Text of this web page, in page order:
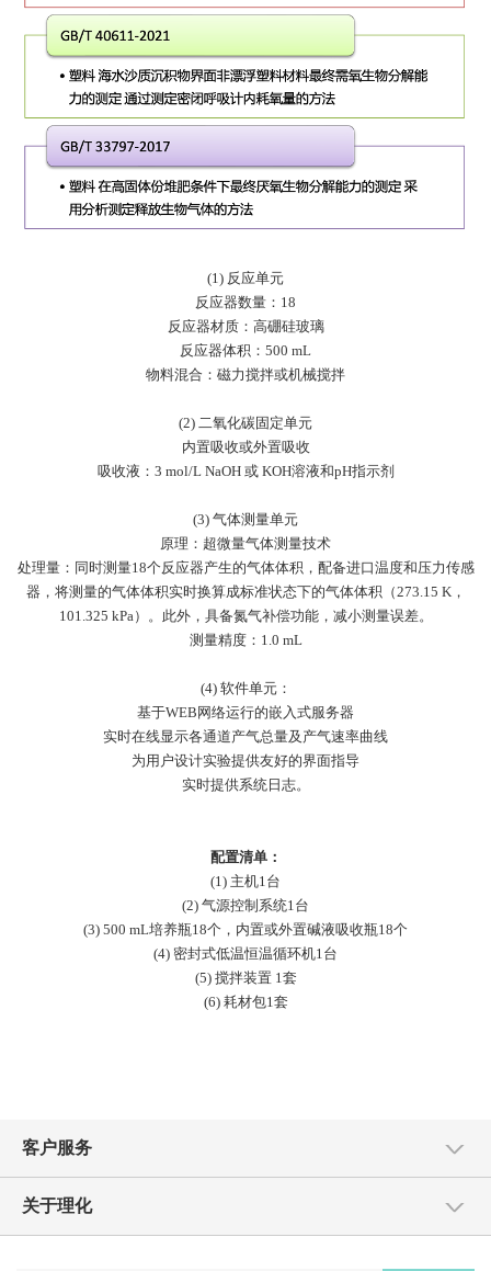
(1) 反应单元
反应器数量： 18
反应器材质：高硼硅玻璃
反应器体积： 500 mL
物料混合：磁力搅拌或机械搅拌
(2) 二氧化碳固定单元
内置吸收或外置吸收
吸收液： 3 mol/L NaOH 或 KOH溶液和pH指示剂
(3) 气体测量单元
原理：超微量气体测量技术
处理量：同时测量18个反应器产生的气体体积，配备进口温度和压力传感
器，将测量的气体体积实时换算成标准状态下的气体体积（273.15 K，
101.325 kPa）。此外，具备氮气补偿功能，减小测量误差。
测量精度： 1.0 mL
(4) 软件单元：
基于WEB 网络运行的嵌入式服务器
实时在线显示各通道产气总量及产气速率曲线
为用户设计实验提供友好的界面指导
实时提供系统日志。
配置清单：
(1) 主机1台
(2) 气源控制系统1台
(3) 500 mL培养瓶18个，内置或外置碱液吸收瓶18个
(4) 密封式低温恒温循环机1台
(5) 搅拌装置 1套
(6) 耗材包1套
客户服务
关于理化